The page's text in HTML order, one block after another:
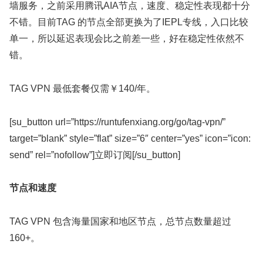
墙服务，之前采用腾讯AIA节点，速度、稳定性表现都十分
不错。目前TAG 的节点全部更换为了IEPL专线，入口比较
单一，所以延迟表现会比之前差一些，好在稳定性依然不
错。
TAG VPN 最低套餐仅需￥140/年。
[su_button url=”https://runtufenxiang.org/go/tag-vpn/”
target=”blank” style=”flat” size=”6″ center=”yes” icon=”icon:
send” rel=”nofollow”]立即订阅[/su_button]
节点和速度
TAG VPN 包含海量国家和地区节点，总节点数量超过
160+。